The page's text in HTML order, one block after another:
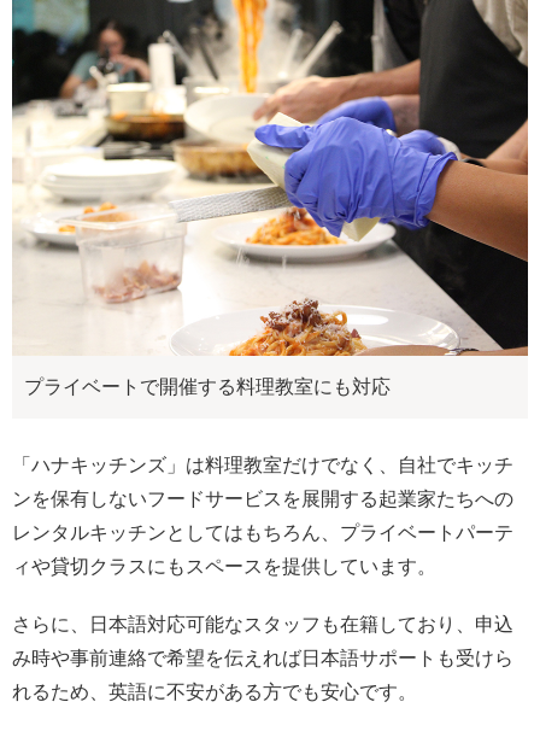
プライベートで開催する料理教室にも対応
「ハナキッチンズ」は料理教室だけでなく、自社でキッチ
ンを保有しないフードサービスを展開する起業家たちへの
レンタルキッチンとしてはもちろん、プライベートパーテ
ィや貸切クラスにもスペースを提供しています。
さらに、日本語対応可能なスタッフも在籍しており、申込
み時や事前連絡で希望を伝えれば日本語サポートも受けら
れるため、英語に不安がある方でも安心です。